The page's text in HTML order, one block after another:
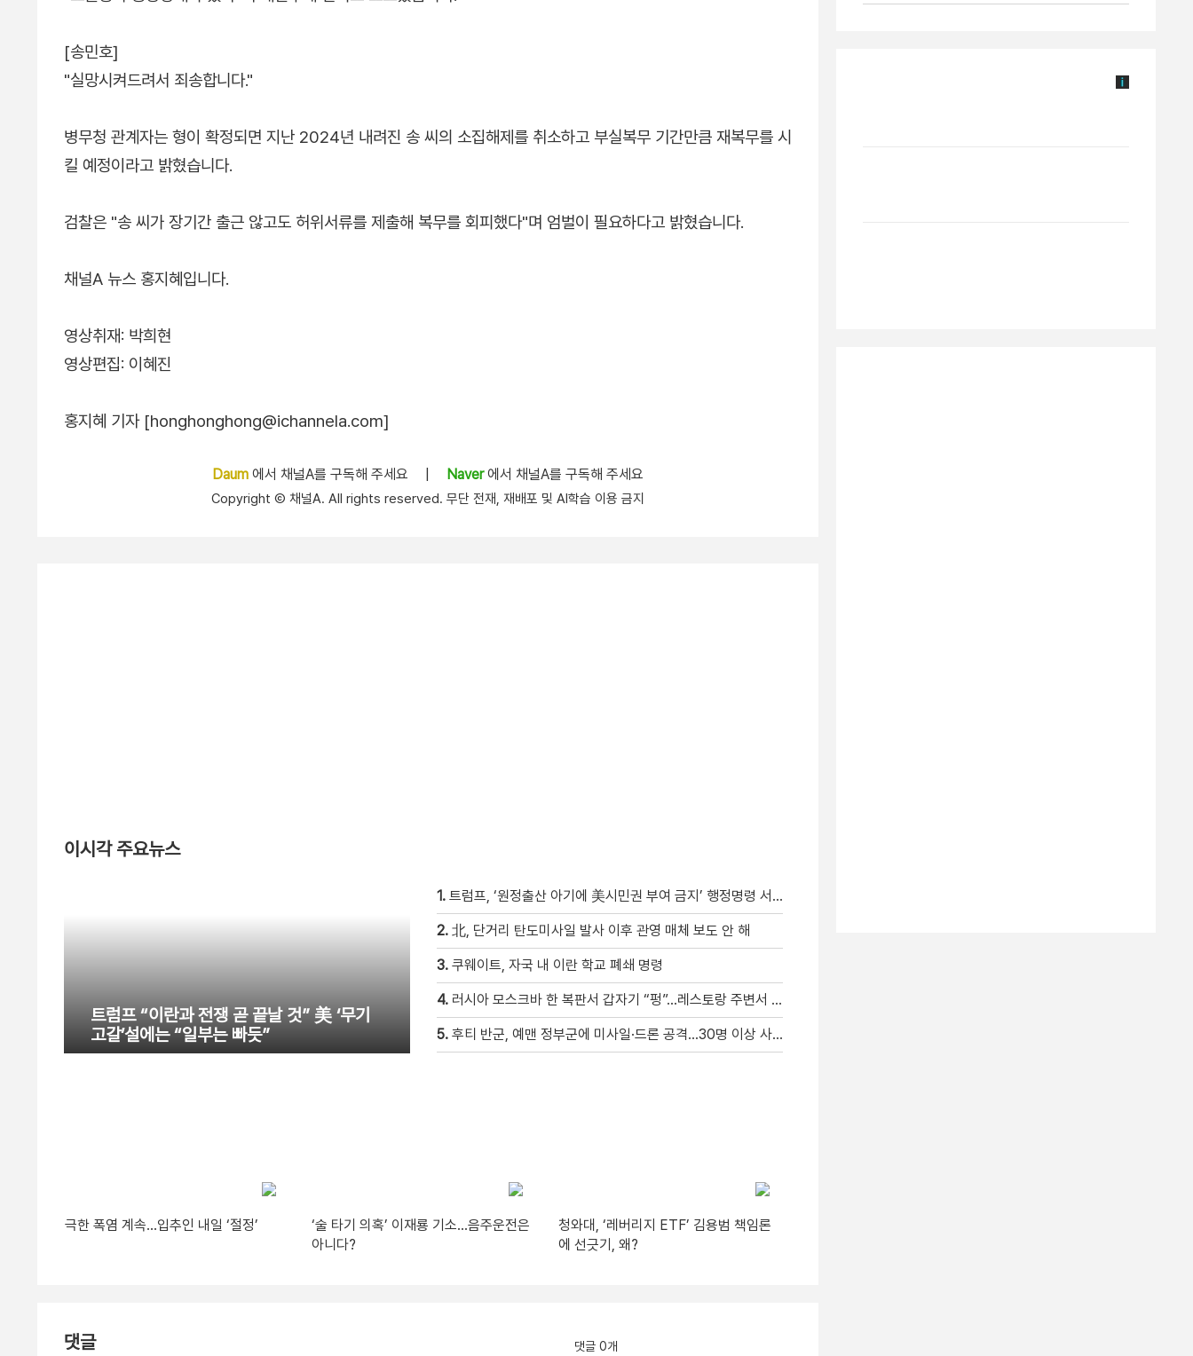
[송민호]
"실망시켜드려서 죄송합니다."
병무청 관계자는 형이 확정되면 지난 2024년 내려진 송 씨의 소집해제를 취소하고 부실복무 기간만큼 재복무를 시
킬 예정이라고 밝혔습니다.
검찰은 "송 씨가 장기간 출근 않고도 허위서류를 제출해 복무를 회피했다"며 엄벌이 필요하다고 밝혔습니다.
채널A 뉴스 홍지혜입니다.
영상취재: 박희현
영상편집: 이혜진
홍지혜 기자 [honghonghong@ichannela.com]
Daum 에서 채널A를 구독해 주세요 Naver에서 채널A를 구독해 주세요
Copyright Ⓒ 채널A. All rights reserved. 무단 전재, 재배포 및 AI학습 이용 금지
이시각 주요뉴스
트럼프 “이란과 전쟁 곧 끝날 것” 美 ‘무기
고갈’설에는 “일부는 빠듯”
1. 트럼프, ‘원정출산 아기에 美시민권 부여 금지’ 행정명령 서명
2. 北, 단거리 탄도미사일 발사 이후 관영 매체 보도 안 해
3. 쿠웨이트, 자국 내 이란 학교 폐쇄 명령
4. 러시아 모스크바 한 복판서 갑자기 “펑”…레스토랑 주변서 사제 폭탄 폭발해 20여 명 사상 [현장영상]
5. 후티 반군, 예맨 정부군에 미사일·드론 공격…30명 이상 사망
극한 폭염 계속…입추인 내일 ‘절정’
‘술 타기 의혹’ 이재룡 기소…음주운전은
아니다?
청와대, ‘레버리지 ETF’ 김용범 책임론
에 선긋기, 왜?
댓글 댓글 0개